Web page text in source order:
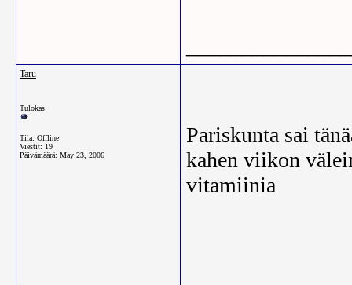
Taru
Tulokas
Tila: Offline
Viestit: 19
Päivämäärä: May 23, 2006
Pariskunta sai
kahen viikon
vitamiinia